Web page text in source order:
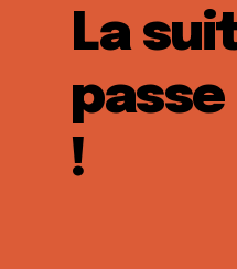
La
!